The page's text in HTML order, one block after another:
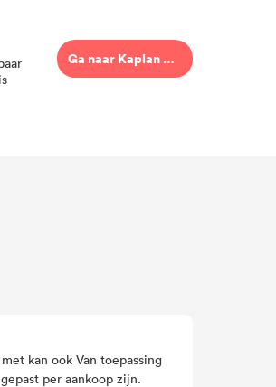
Ga naar Kaplan SelfTest
kan ook Van toepassing
per aankoop zijn.